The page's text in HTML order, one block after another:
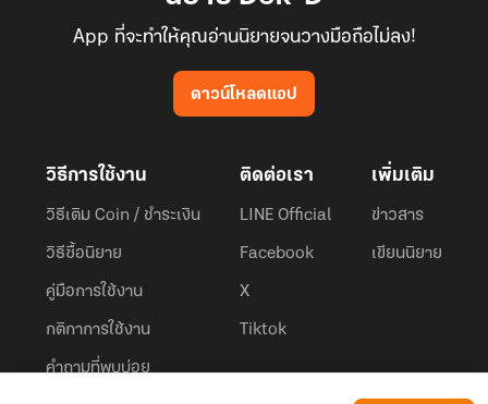
App ที่จะทำให้คุณอ่านนิยายจนวางมือถือไม่ลง!
ดาวน์โหลดแอป
วิธีการใช้งาน
วิธีเติม Coin / ชำระเงิน
วิธีซื้อนิยาย
คู่มือการใช้งาน
กติกาการใช้งาน
คำถามที่พบบ่อย
ติดต่อเรา
LINE Official
Facebook
X
Tiktok
เพิ่มเติม
ข่าวสาร
เขียนนิยาย